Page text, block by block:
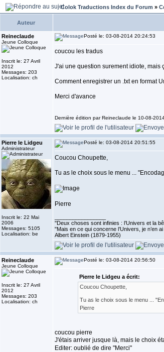
Colok Traductions Index du Forum »
Auteur
Reineclaude
Jeune Colloque
Inscrit le: 27 Avril
2012
Messages: 203
Localisation: ch
Posté le: 03-08-2014 20:24:53
coucou les tradus
J'ai une question surement idiote, mais
Comment enregistrer un .txt en format
Merci d'avance
Dernière édition par Reineclaude le 10-08-
Pierre le Lidgeu
Administrateur
Inscrit le: 22 Mai
2006
Messages: 5105
Localisation: be
Posté le: 03-08-2014 20:51:55
Coucou Choupette,
Tu as le choix sous le menu ...
Pierre
''Deux choses sont infinies : l’Univers et la
"Mais en ce qui concerne l’Univers, je n’en
Albert Einstein (1879-1955)
Reineclaude
Jeune Colloque
Inscrit le: 27 Avril
2012
Messages: 203
Localisation: ch
Posté le: 03-08-2014 20:56:50
Pierre le Lidgeu a écrit:
Coucou Choupette,
Tu as le choix sous le menu ...
Pierre
coucou pierre
J'étais arriver jusque là, mais le choix
Editer: oublié de dire "Merci"